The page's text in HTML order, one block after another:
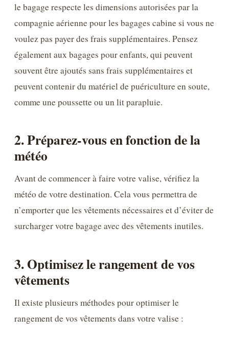
le bagage respecte les dimensions autorisées par la
compagnie aérienne pour les bagages cabine si vous ne
voulez pas payer des frais supplémentaires. Pensez
également aux bagages pour enfants, qui peuvent
souvent être ajoutés sans frais supplémentaires et
peuvent contenir du matériel de puériculture en soute,
comme une poussette ou un lit parapluie.
2. Préparez-vous en fonction de la
météo
Avant de commencer à faire votre valise, vérifiez la
météo de votre destination. Cela vous permettra de
n’emporter que les vêtements nécessaires et d’éviter de
surcharger votre bagage avec des vêtements inutiles.
3. Optimisez le rangement de vos
vêtements
Il existe plusieurs méthodes pour optimiser le
rangement de vos vêtements dans votre valise :